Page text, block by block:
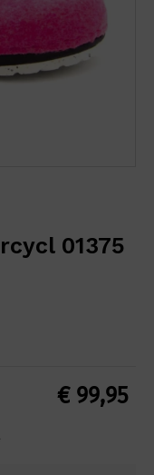
01375
€99,95